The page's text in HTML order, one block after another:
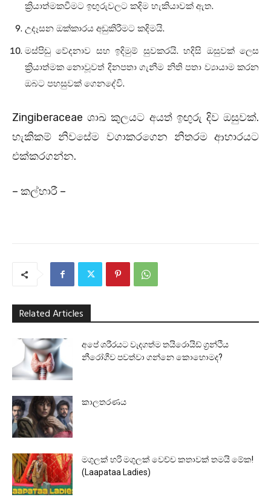
ක්‍රියාත්මකවීමට ඉඟුරුවලට කදිම හැකියාවක් ඇත.
උදෑසන ඔක්කාරය අඩුකිරීමට කදිමයි.
මස්පිඬු වේදනාව සහ ඉදිමුම් සුවකරයි. හදිසි ඔසුවක් ලෙස
ක්‍රියාත්මක නොවූවත් දිනපතා ගැනීම නිති පතා ව්‍යායාම කරන
ඔබට පහසුවක් ගෙනදේවි.
Zingiberaceae ශාඛ කුලයට අයත් ඉඟුරු දිව ඔසුවක්.
හැකිකම් නිවසේම වගාකරගෙන නිතරම ආහාරයට
එක්කරගන්න.
– කල්හාරී –
Related Articles
අපේ ශරීරයට වැදගත්ම තයිරොයිඩ් ග්‍රන්ථිය
නීරෝගීව පවත්වා ගන්නෙ කොහොමද?
කාලතරණය
මගුලක් හරි මගුලක් වෙච්ච කතාවක් තමයි මේක!
(Laapataa Ladies)